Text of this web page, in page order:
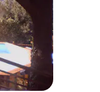
8